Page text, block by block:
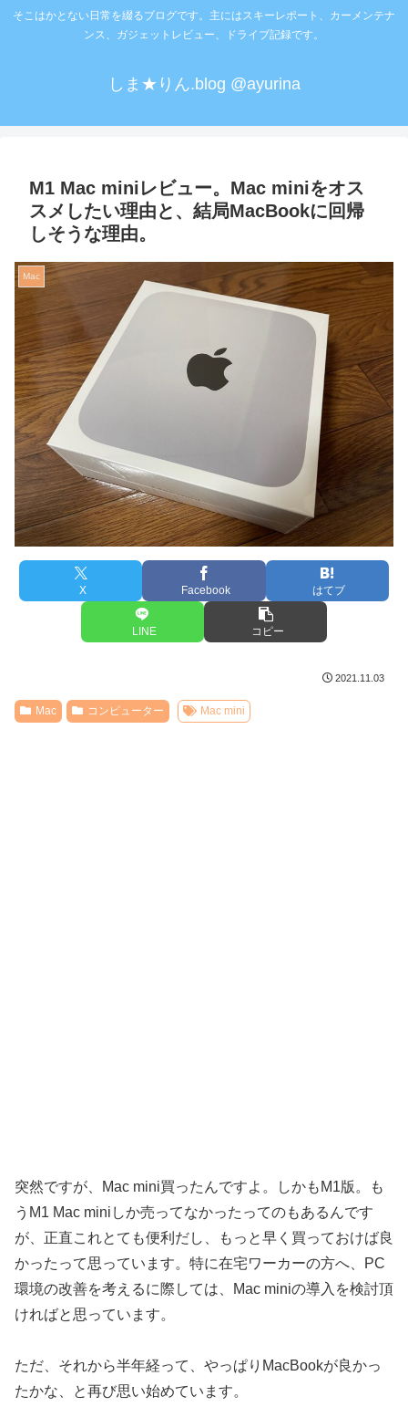
そこはかとない日常を綴るブログです。主にはスキーレポート、カーメンテナ
ンス、ガジェットレビュー、ドライブ記録です。
しま★りん.blog @ayurina
M1 Mac miniレビュー。Mac miniをオス
スメしたい理由と、結局MacBookに回帰
しそうな理由。
Mac
X Facebook はてブ
LINE コピー
2021.11.03
Mac コンピューター Mac mini
突然ですが、Mac mini買ったんですよ。しかもM1版。も
うM1 Mac miniしか売ってなかったってのもあるんです
が、正直これとても便利だし、もっと早く買っておけば良
かったって思っています。特に在宅ワーカーの方へ、PC
環境の改善を考えるに際しては、Mac miniの導入を検討頂
ければと思っています。
ただ、それから半年経って、やっぱりMacBookが良かっ
たかな、と再び思い始めています。